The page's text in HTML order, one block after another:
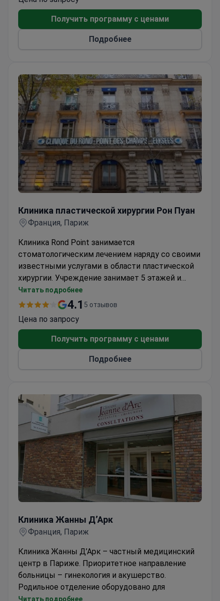
комплексными хирургическими
возможностями
Получить программу с ценами
Подробнее
Клиника пластической хирургии Рон Пуан
Франция, Париж
Клиника Rond Point занимается
стоматологическим лечением наряду со своими
известными услугами в области пластической
хирургии. Учреждение занимает 5 этажей и
располагает 6 операционными. Несмотря на то,
что основное внимание уделяется пластической
под контролем Министерства здравоохранения
Франции. Масштабы клиники позволяют
проводить различные стоматологические
Читать подробнее
4.1 5 отзывов
Цена по запросу
Получить программу с ценами
Подробнее
Клиника Жанны Д’Арк
Франция, Париж
Клиника Жанны Д’Арк – частный медицинский
центр в Париже. Приоритетное направление
больницы – гинекология и акушерство.
Родильное отделение оборудовано для
одновременного размещения 35 рожениц.
Читать подробнее